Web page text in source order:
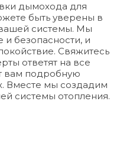
дымохода для
быть уверены в
системы. Мы
безопасности, и
Свяжитесь
ответят на все
вам подробную
Вместе мы создадим
системы отопления.